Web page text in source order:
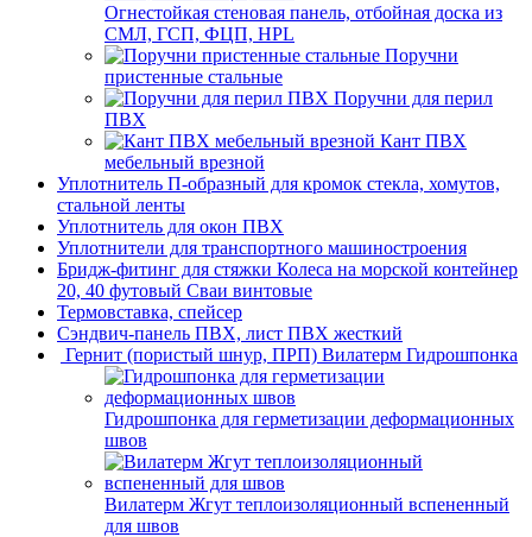
Огнестойкая стеновая панель, отбойная доска из
СМЛ, ГСП, ФЦП, HPL
Поручни
пристенные стальные
Поручни для перил
ПВХ
Кант ПВХ
мебельный врезной
Уплотнитель П-образный для кромок стекла, хомутов,
стальной ленты
Уплотнитель для окон ПВХ
Уплотнители для транспортного машиностроения
Бридж-фитинг для стяжки Колеса на морской контейнер
20, 40 футовый Сваи винтовые
Термовставка, спейсер
Сэндвич-панель ПВХ, лист ПВХ жесткий
Гернит (пористый шнур, ПРП) Вилатерм Гидрошпонка
Гидрошпонка для герметизации деформационных
швов
Вилатерм Жгут теплоизоляционный вспененный
для швов